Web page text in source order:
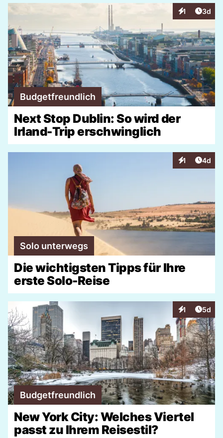
1
Interaktionen
3d
Budgetfreundlich
Next Stop Dublin: So wird der
Irland-Trip erschwinglich
1
Interaktionen
4d
Solo unterwegs
Die wichtigsten Tipps für Ihre
erste Solo-Reise
1
Interaktionen
5d
Budgetfreundlich
New York City: Welches Viertel
passt zu Ihrem Reisestil?